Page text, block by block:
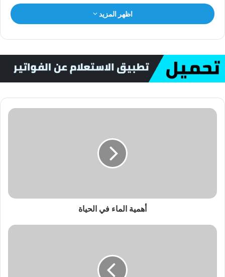
مارس من كل عام بوصفها وسيلة لجذب الإنتباه إلى أهمية المياه
العذبة والدعوة إلى الإدارة المستدامة لموارد المياه العذبة .
ولالهام الآخرين لإتخاذ الإجراءات
اللازمة لإحداث فارق..
واذا نظرنا لوضعنا في وادي حضرموت فاننا ولله الحمد في نعمة..
فالمياه متوفرة وتصل الى كل بيت على مدار الساعة اكان عبر
الموسسة المحلية للمياه او المشاريع الاهلية..
والنعم بحاجه الى الشكر والمحافظة عليها من خلال الترشيد في
فالمديونية الكبيرة التي تتحملها الموسسة والتي تصل بالميارات
نظير عدم الوفاء بالتسديد من قبل بعض المشتركين سيثقل كاهل
الموسسة خصوصا في الوضع الحالي الذي تمر به البلد والذي من
للموسسة من موارد سوى دعم السلطة المحلية التي اولت
الموسسة اهمية كبيرة واعتمدت الكثير من المشاريع المهمة من
اظهر المزيد
أهمية الماء في الحياة